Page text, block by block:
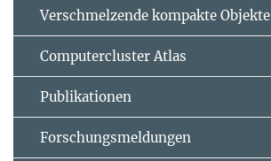
Verschmelzende kompakte Objekte
Computercluster Atlas
Publikationen
Forschungsmeldungen